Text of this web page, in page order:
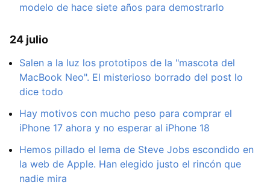
modelo de hace siete años para demostrarlo
24 julio
Salen a la luz los prototipos de la "mascota del
MacBook Neo". El misterioso borrado del post lo
dice todo
Hay motivos con mucho peso para comprar el
iPhone 17 ahora y no esperar al iPhone 18
Hemos pillado el lema de Steve Jobs escondido en
la web de Apple. Han elegido justo el rincón que
nadie mira